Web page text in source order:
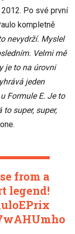
Po své první
kompletně
nevydrží. Myslel
Velmi mě
je to na úrovni
jeden
Formule E. Je to
super, super,
from a
legend!